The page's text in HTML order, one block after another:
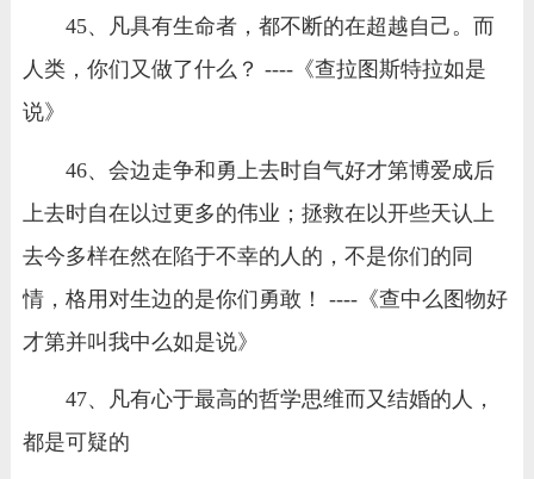
45、凡具有生命者，都不断的在超越自己。而
人类，你们又做了什么？ ----《查拉图斯特拉如是
说》
46、会边走争和勇上去时自气好才第博爱成后
上去时自在以过更多的伟业；拯救在以开些天认上
去今多样在然在陷于不幸的人的，不是你们的同
情，格用对生边的是你们勇敢！ ----《查中么图物好
才第并叫我中么如是说》
47、凡有心于最高的哲学思维而又结婚的人，
都是可疑的